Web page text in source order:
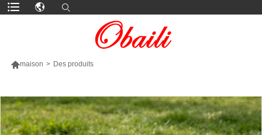
maison > Des produits